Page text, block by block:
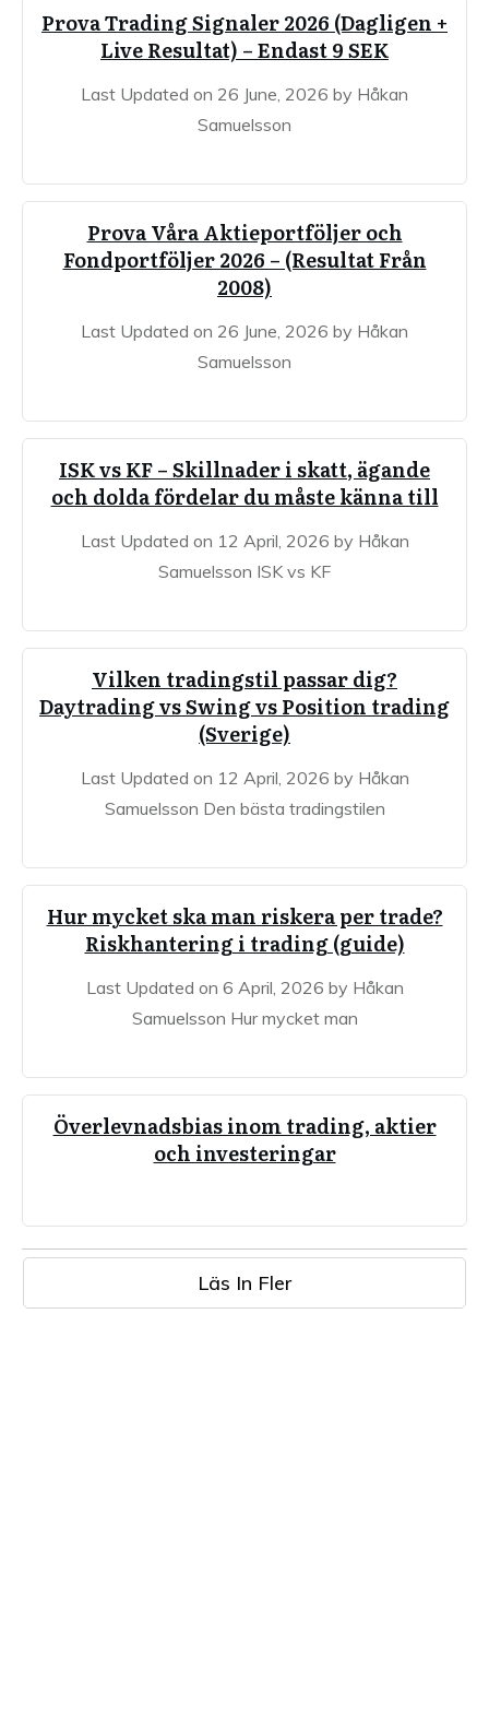
Prova Trading Signaler 2026 (Dagligen +
Live Resultat) – Endast 9 SEK
Last Updated on 26 June, 2026 by Håkan
Samuelsson
Prova Våra Aktieportföljer och
Fondportföljer 2026 – (Resultat Från
2008)
Last Updated on 26 June, 2026 by Håkan
Samuelsson
ISK vs KF – Skillnader i skatt, ägande
och dolda fördelar du måste känna till
Last Updated on 12 April, 2026 by Håkan
Samuelsson ISK vs KF
Vilken tradingstil passar dig?
Daytrading vs Swing vs Position trading
(Sverige)
Last Updated on 12 April, 2026 by Håkan
Samuelsson Den bästa tradingstilen
Hur mycket ska man riskera per trade?
Riskhantering i trading (guide)
Last Updated on 6 April, 2026 by Håkan
Samuelsson Hur mycket man
Överlevnadsbias inom trading, aktier
och investeringar
Läs In Fler